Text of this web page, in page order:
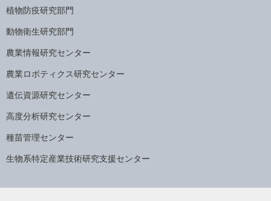
植物防疫研究部門
動物衛生研究部門
農業情報研究センター
農業ロボティクス研究センター
遺伝資源研究センター
高度分析研究センター
種苗管理センター
生物系特定産業技術研究支援センター